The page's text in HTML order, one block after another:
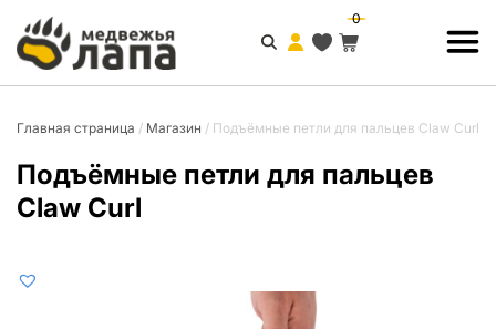
0
Главная страница / Магазин / Подъёмные петли для пальцев Claw Curl
Подъёмные петли для пальцев
Claw Curl